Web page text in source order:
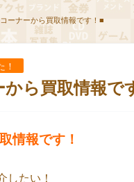
ーナーから買取情報です！■
！
ら買取情報で
情報です！
したい！